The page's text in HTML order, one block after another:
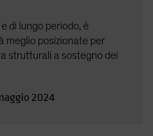
di lungo periodo, è
meglio posizionate per
strutturali a sostegno dei
2024